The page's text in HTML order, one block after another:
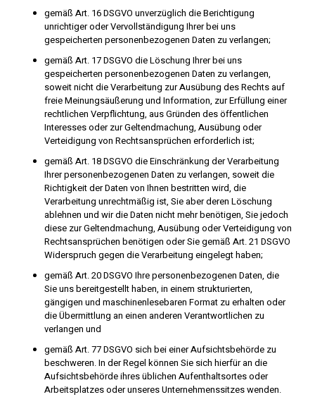
gemäß Art. 16 DSGVO unverzüglich die Berichtigung
unrichtiger oder Vervollständigung Ihrer bei uns
gespeicherten personenbezogenen Daten zu verlangen;
gemäß Art. 17 DSGVO die Löschung Ihrer bei uns
gespeicherten personenbezogenen Daten zu verlangen,
soweit nicht die Verarbeitung zur Ausübung des Rechts auf
freie Meinungsäußerung und Information, zur Erfüllung einer
rechtlichen Verpflichtung, aus Gründen des öffentlichen
Interesses oder zur Geltendmachung, Ausübung oder
Verteidigung von Rechtsansprüchen erforderlich ist;
gemäß Art. 18 DSGVO die Einschränkung der Verarbeitung
Ihrer personenbezogenen Daten zu verlangen, soweit die
Richtigkeit der Daten von Ihnen bestritten wird, die
Verarbeitung unrechtmäßig ist, Sie aber deren Löschung
ablehnen und wir die Daten nicht mehr benötigen, Sie jedoch
diese zur Geltendmachung, Ausübung oder Verteidigung von
Rechtsansprüchen benötigen oder Sie gemäß Art. 21 DSGVO
Widerspruch gegen die Verarbeitung eingelegt haben;
gemäß Art. 20 DSGVO Ihre personenbezogenen Daten, die
Sie uns bereitgestellt haben, in einem strukturierten,
gängigen und maschinenlesebaren Format zu erhalten oder
die Übermittlung an einen anderen Verantwortlichen zu
verlangen und
gemäß Art. 77 DSGVO sich bei einer Aufsichtsbehörde zu
beschweren. In der Regel können Sie sich hierfür an die
Aufsichtsbehörde ihres üblichen Aufenthaltsortes oder
Arbeitsplatzes oder unseres Unternehmenssitzes wenden.